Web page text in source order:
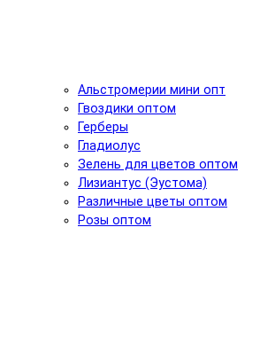
Альстромерии мини опт
Гвоздики оптом
Герберы
Гладиолус
Зелень для цветов оптом
Лизиантус (Эустома)
Различные цветы оптом
Розы оптом